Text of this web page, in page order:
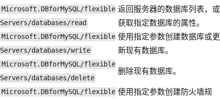
Microsoft.DBforMySQL/flexible
Servers/databases/read
返回服务器的数据库列表，或
获取指定数据库的属性。
Microsoft.DBforMySQL/flexible
Servers/databases/write
使用指定参数创建数据库或更
新现有数据库。
Microsoft.DBforMySQL/flexible
Servers/databases/delete
删除现有数据库。
Microsoft.DBforMySQL/flexible 使用指定参数创建防火墙规